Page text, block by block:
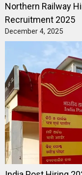
Northern Railway
Recruitment 2025
December 4, 2025